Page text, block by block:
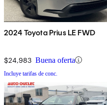
2024 Toyota Prius LE FWD
$24,983 Buena oferta
Incluye tarifas de conc.